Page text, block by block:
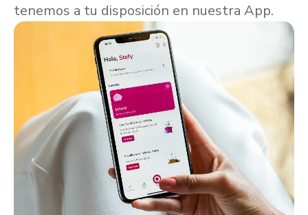
tenemos a tu disposición en nuestra App.